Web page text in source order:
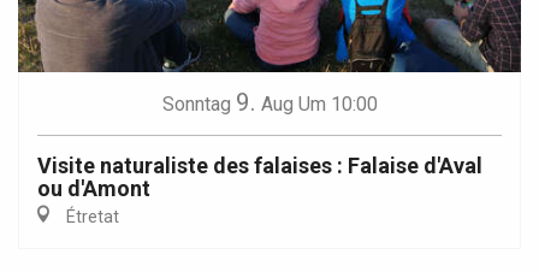
Sonntag 9. Aug Um 10:00
Visite naturaliste des falaises : Falaise d'Aval
ou d'Amont
Étretat